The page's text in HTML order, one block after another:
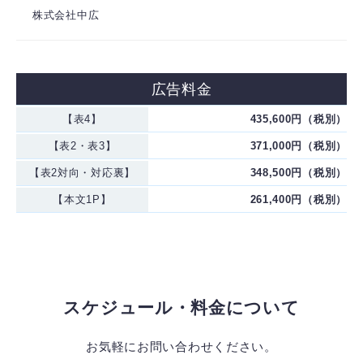
株式会社中広
広告料金
【表4】 435,600円（税別）
【表2・表3】 371,000円（税別）
【表2対向・対応裏】 348,500円（税別）
【本文1P】 261,400円（税別）
スケジュール・料金について
お気軽にお問い合わせください。